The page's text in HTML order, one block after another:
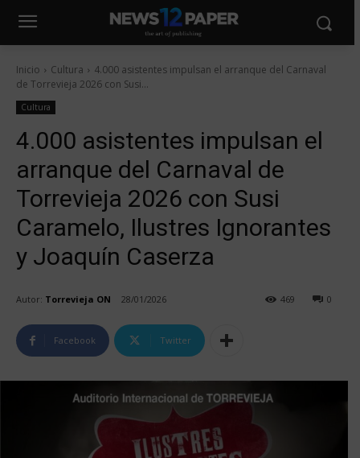
Inicio Cultura
4.000 asistentes impulsan el arranque del Carnaval
de Torrevieja 2026 con Susi...
Cultura
4.000 asistentes impulsan el
arranque del Carnaval de
Torrevieja 2026 con Susi
Caramelo, Ilustres Ignorantes
y Joaquín Caserza
Autor: Torrevieja ON 28/01/2026 0
469
Facebook Twitter